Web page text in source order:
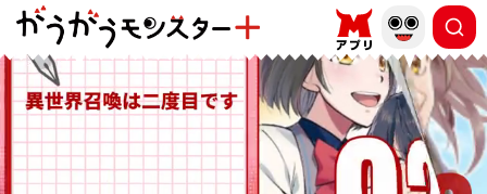
もっと読む